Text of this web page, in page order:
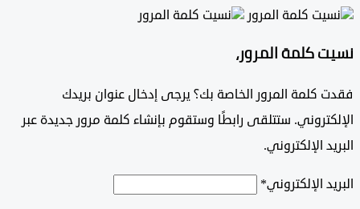
كلمة المرور،
كلمة المرور الخاصة بك؟ يرجى إدخال عنوان بريدك
ستتلقى رابطًا وستقوم بإنشاء كلمة مرور جديدة عبر
الإلكتروني.
الإلكتروني*